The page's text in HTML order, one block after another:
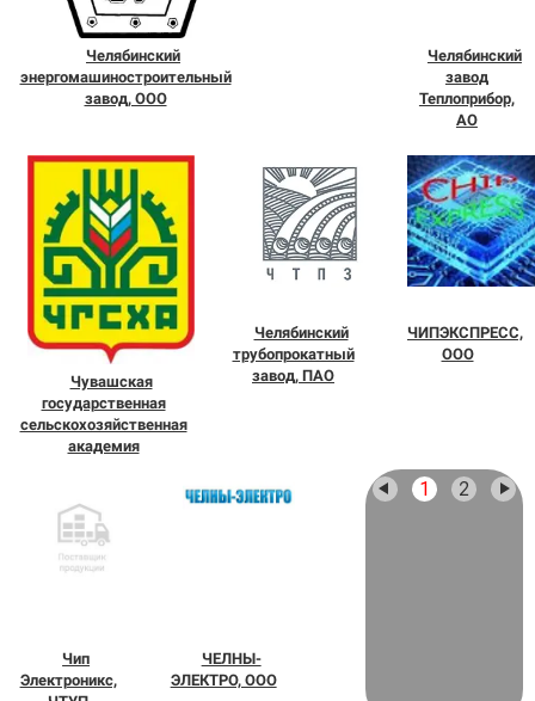
Челябинский
энергомашиностроительный
завод, ООО
Челябинский
завод
Теплоприбор,
АО
Чувашская
государственная
сельскохозяйственная
академия
Челябинский
трубопрокатный
завод, ПАО
ЧИПЭКСПРЕСС,
ООО
Чип
Электроникс,
ЧЕЛНЫ-
ЭЛЕКТРО, ООО
1 2